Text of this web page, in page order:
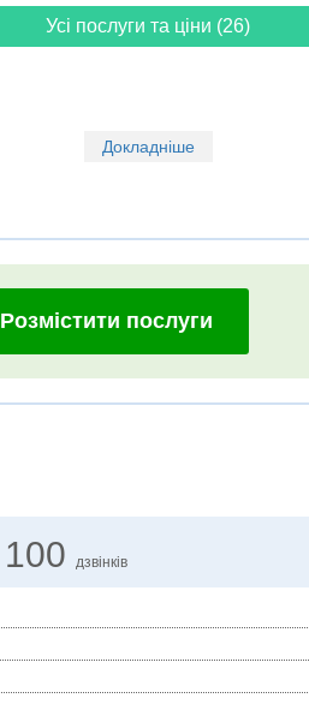
Усі послуги та ціни (26)
Докладніше
Розмістити послуги
100 дзвінків